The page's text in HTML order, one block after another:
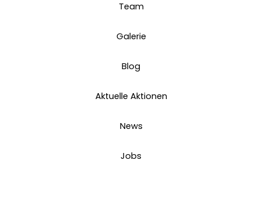
Team
Galerie
Blog
Aktuelle Aktionen
News
Jobs